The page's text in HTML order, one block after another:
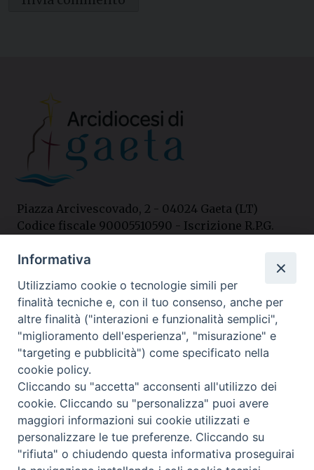
Piazza Arcivescovado, 2 - 04024 Gaeta (LT)
Codice fiscale 90005510590 - Iscrizione R.P.G.
Contatti
Curia
Tel. 0771.740341
Palazzo De Vio
Tel. 0771.464088
I nostri social
Informativa
Utilizziamo cookie o tecnologie simili per
finalità tecniche e, con il tuo consenso, anche per
altre finalità ("interazioni e funzionalità semplici",
"miglioramento dell'esperienza", "misurazione" e
"targeting e pubblicità") come specificato nella
cookie policy.
Cliccando su "accetta" acconsenti all'utilizzo dei
cookie. Cliccando su "personalizza" puoi avere
maggiori informazioni sui cookie utilizzati e
personalizzare le tue preferenze. Cliccando su
"rifiuta" o chiudendo questa informativa proseguirai